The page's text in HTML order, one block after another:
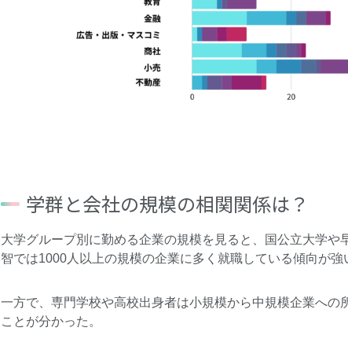
学群と会社の規模の相関関係は？
大学グループ別に勤める企業の規模を見ると、国公立大学
智では1000人以上の規模の企業に多く就職している傾向が強
一方で、専門学校や高校出身者は小規模から中規模企業へ
ことが分かった。